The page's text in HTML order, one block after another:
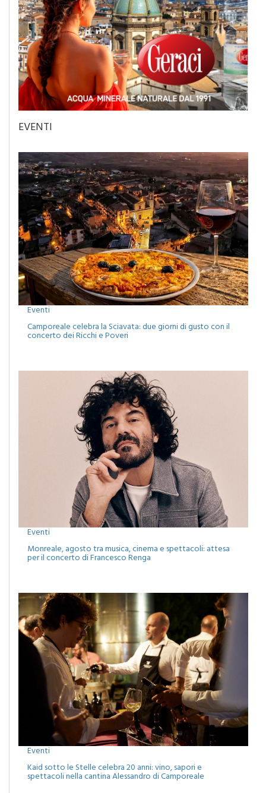
Eventi
Camporeale celebra la Sciavata: due giorni di gusto con il
Eventi
Monreale, agosto tra musica, cinema e spettacoli: attesa
Eventi
Kaid sotto le Stelle celebra 20 anni: vino, sapori e